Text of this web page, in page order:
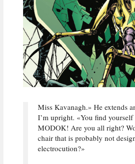
Miss Kavanagh.» He extends
I’m upright. «You find
MODOK! Are you all right?
chair that is probably not
electrocution?»